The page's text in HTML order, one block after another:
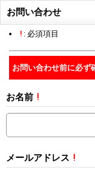
お問い合わせ
! : 必須項目
お問い合わせ前に必ず
お名前 !
メールアドレス !